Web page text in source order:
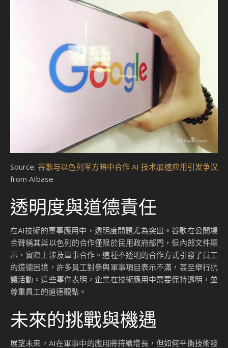
Source: 谷歌与以色列军方暗中合作 AI 技术加速应用引发争议
from AIbase
透明度與道德責任
在AI技術的軍事應用中，透明度問題尤為突出。谷歌在公開場
合聲稱其與以色列的合作僅限於民用政府部門，但內部文件顯
示，實際上涉及軍事合作。這種不透明的合作方式引發了員工
的道德困境，許多員工對參與軍事項目表示不滿，甚至舉行抗
議活動。這些事件表明，企業在技術應用中需要保持透明，並
尊重員工的道德觀點。
未來的挑戰與機遇
展望未來，AI在軍事中的應用將持續增長，但如何平衡技術發